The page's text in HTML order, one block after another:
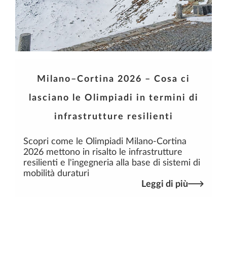
Milano–Cortina 2026 – Cosa ci
lasciano le Olimpiadi in termini di
infrastrutture resilienti
Scopri come le Olimpiadi Milano-Cortina
2026 mettono in risalto le infrastrutture
resilienti e l'ingegneria alla base di sistemi di
mobilità duraturi
Leggi di più